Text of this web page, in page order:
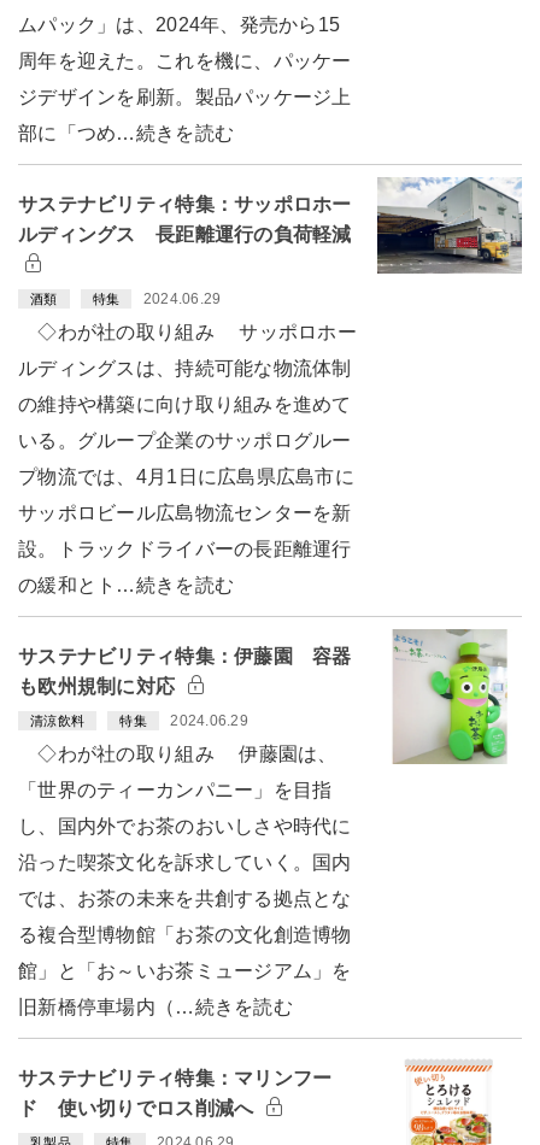
ムパック」は、2024年、発売から15
周年を迎えた。これを機に、パッケー
ジデザインを刷新。製品パッケージ上
部に「つめ…続きを読む
サステナビリティ特集：サッポロホー
ルディングス 長距離運行の負荷軽減
酒類 特集 2024.06.29
◇わが社の取り組み サッポロホー
ルディングスは、持続可能な物流体制
の維持や構築に向け取り組みを進めて
いる。グループ企業のサッポログルー
プ物流では、4月1日に広島県広島市に
サッポロビール広島物流センターを新
設。トラックドライバーの長距離運行
の緩和とト…続きを読む
サステナビリティ特集：伊藤園 容器
も欧州規制に対応
清涼飲料 特集 2024.06.29
◇わが社の取り組み 伊藤園は、
「世界のティーカンパニー」を目指
し、国内外でお茶のおいしさや時代に
沿った喫茶文化を訴求していく。国内
では、お茶の未来を共創する拠点とな
る複合型博物館「お茶の文化創造博物
館」と「お～いお茶ミュージアム」を
旧新橋停車場内（…続きを読む
サステナビリティ特集：マリンフー
ド 使い切りでロス削減へ
乳製品 特集